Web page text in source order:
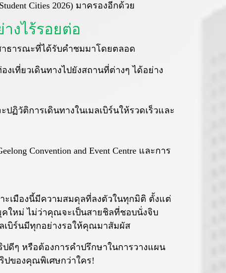
Cities 2026) มาครองอีกด้วย
งไร้รอยต่อ
ธารณะที่ได้รับคำชมมาโดยตลอด
งเที่ยวเดินทางไปยังสถานที่ต่างๆ ได้อย่าง
ฏิวัติการเดินทางในเมลเบิร์นให้รวดเร็วและ
Convention and Event Centre และการ
าะเมืองนี้มีความสมดุลที่ลงตัวในทุกมิติ ตั้งแต่
ใหม่ ไม่ว่าคุณจะเป็นสายชิลที่ชอบนั่งจิบ
เบิร์นมีทุกอย่างรอให้คุณมาสัมผัส
ดีๆ หรือต้องการคำปรึกษาในการวางแผน
ปของคุณพิเศษกว่าใคร!